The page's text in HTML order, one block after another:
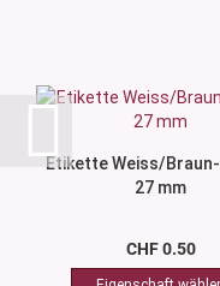
Etikette Weiss/
27 mm
CHF 0.50